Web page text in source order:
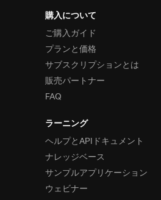
購入について
ご購入ガイド
プランと価格
サブスクリプションとは
販売パートナー
FAQ
ラーニング
ヘルプとAPIドキュメント
ナレッジベース
サンプルアプリケーション
ウェビナー